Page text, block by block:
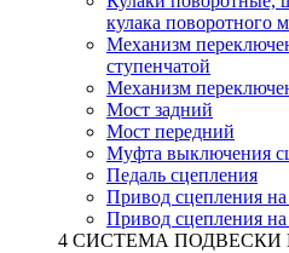
кулака поворотного
Механизм
ступенчатой
Механизм
Мост задний
Мост передний
Муфта выключения
Педаль сцепления
Привод сцепления на
Привод сцепления
4 СИСТЕМА ПОДВЕСКИ